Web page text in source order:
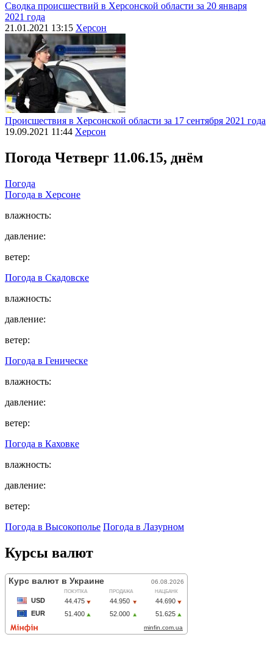
Сводка происшествий в Херсонской области за 20 января
2021 года
21.01.2021 13:15 Херсон
Происшествия в Херсонской области за 17 сентября 2021 года
19.09.2021 11:44 Херсон
Погода Четверг 11.06.15, днём
Погода
Погода в Херсоне
влажность:
давление:
ветер:
Погода в Скадовске
влажность:
давление:
ветер:
Погода в Геническе
влажность:
давление:
ветер:
Погода в Каховке
влажность:
давление:
ветер:
Погода в Высокополье Погода в Лазурном
Курсы валют